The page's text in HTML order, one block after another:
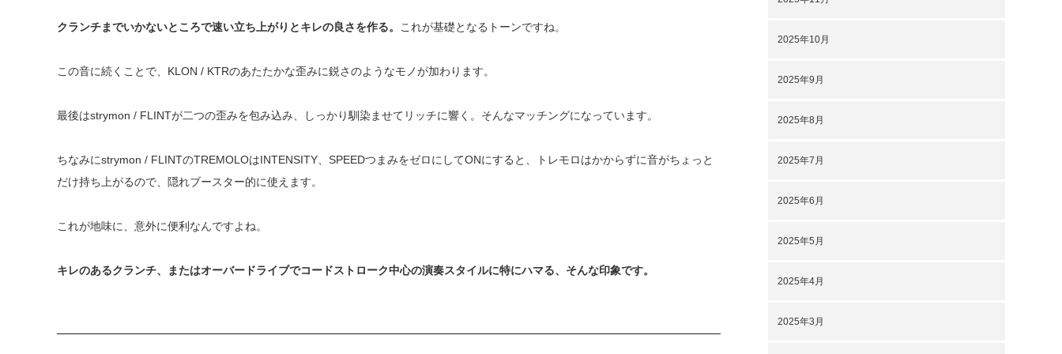
クランチまでいかないところで速い立ち上がりとキレの良さを作る。 これが基礎となるトーンですね。
この音に続くことで、KLON / KTRのあたたかな歪みに鋭さのようなモノが加わります。
最後はstrymon / FLINTが二つの歪みを包み込み、しっかり馴染ませてリッチに響く。そんなマッチングになっています。
ちなみにstrymon / FLINTのTREMOLOはINTENSITY、SPEEDつまみをゼロにしてONにすると、トレモロはかからずに音がちょっと
だけ持ち上がるので、隠れブースター的に使えます。
これが地味に、意外に便利なんですよね。
キレのあるクランチ、またはオーバードライブでコードストローク中心の演奏スタイルに特にハマる、そんな印象です。
2025年10月
2025年9月
2025年8月
2025年7月
2025年6月
2025年5月
2025年4月
2025年3月